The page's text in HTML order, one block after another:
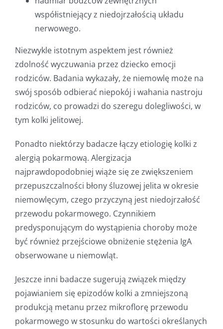
współistniejący z niedojrzałością układu
nerwowego.
Niezwykle istotnym aspektem jest również
zdolność wyczuwania przez dziecko emocji
rodziców. Badania wykazały, że niemowlę może na
swój sposób odbierać niepokój i wahania nastroju
rodziców, co prowadzi do szeregu dolegliwości, w
tym kolki jelitowej.
Ponadto niektórzy badacze łączy etiologię kolki z
alergią pokarmową. Alergizacja
najprawdopodobniej wiąże się ze zwiększeniem
przepuszczalności błony śluzowej jelita w okresie
niemowlęcym, czego przyczyną jest niedojrzałość
przewodu pokarmowego. Czynnikiem
predysponującym do wystąpienia choroby może
być również przejściowe obniżenie stężenia IgA
obserwowane u niemowląt.
Jeszcze inni badacze sugerują związek między
pojawianiem się epizodów kolki a zmniejszoną
produkcją metanu przez mikroflorę przewodu
pokarmowego w stosunku do wartości określanych